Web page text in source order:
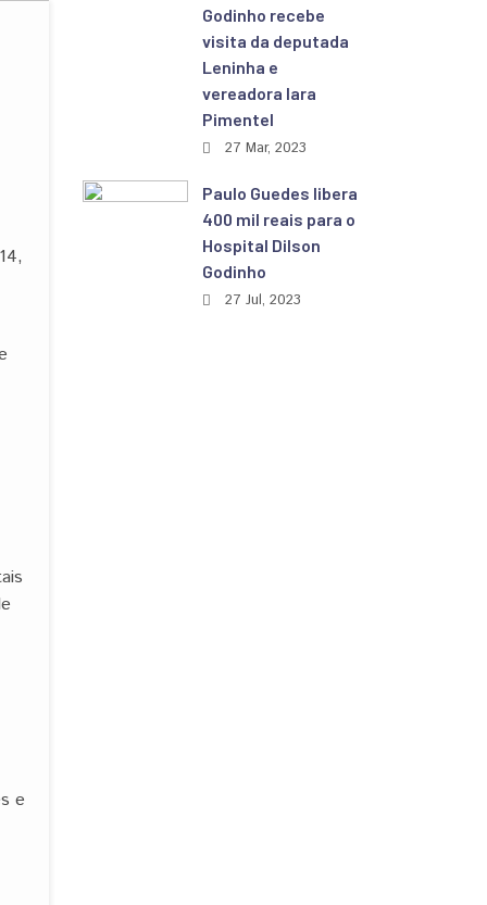
e
Godinho recebe
visita da deputada
Leninha e
vereadora Iara
Pimentel
27 Mar, 2023
Paulo Guedes libera
400 mil reais para o
Hospital Dilson
Godinho
27 Jul, 2023